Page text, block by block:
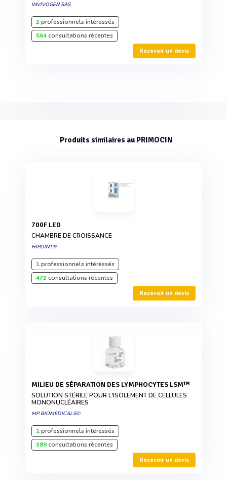
INVIVOGEN SAS
2professionnels intéressés
564consultations récentes
Recevoir un devis
Produits similaires au PRIMOCIN
700F LED
CHAMBRE DE CROISSANCE
HIPOINT®
1professionnels intéressés
472consultations récentes
Recevoir un devis
MILIEU DE SÉPARATION DES LYMPHOCYTES LSM™
SOLUTION STÉRILE POUR L'ISOLEMENT DE CELLULES
MONONUCLÉAIRES
MP BIOMEDICALS©
1professionnels intéressés
389consultations récentes
Recevoir un devis